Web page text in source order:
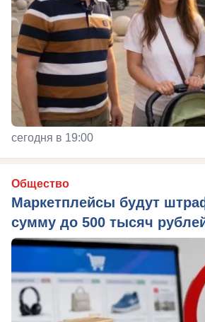
сегодня в 19:00
Общество
Маркетплейсы будут
сумму до 500 тысяч